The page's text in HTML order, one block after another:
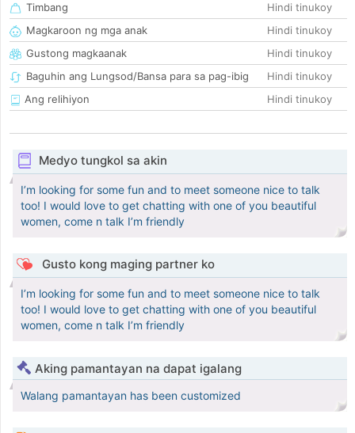
Timbang
Hindi tinukoy
Magkaroon ng mga anak
Hindi tinukoy
Gustong magkaanak
Hindi tinukoy
Baguhin ang Lungsod/Bansa para sa pag-ibig
Hindi tinukoy
Ang relihiyon
Hindi tinukoy
Medyo tungkol sa akin
I’m looking for some fun and to meet someone nice to talk
too! I would love to get chatting with one of you beautiful
women, come n talk I’m friendly
Gusto kong maging partner ko
I’m looking for some fun and to meet someone nice to talk
too! I would love to get chatting with one of you beautiful
women, come n talk I’m friendly
Aking pamantayan na dapat igalang
Walang pamantayan has been customized